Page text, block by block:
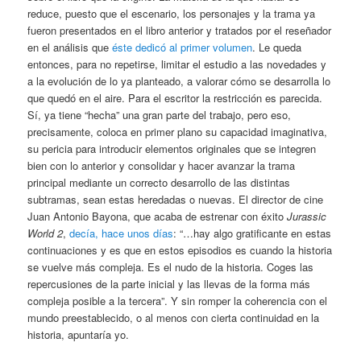
reduce, puesto que el escenario, los personajes y la trama ya
fueron presentados en el libro anterior y tratados por el reseñador
en el análisis queéste dedicó al primer volumen. Le queda
entonces, para no repetirse, limitar el estudio a las novedades y
a la evolución de lo ya planteado, a valorar cómo se desarrolla lo
que quedó en el aire. Para el escritor la restricción es parecida.
Sí, ya tiene “hecha” una gran parte del trabajo, pero eso,
precisamente, coloca en primer plano su capacidad imaginativa,
su pericia para introducir elementos originales que se integren
bien con lo anterior y consolidar y hacer avanzar la trama
principal mediante un correcto desarrollo de las distintas
subtramas, sean estas heredadas o nuevas. El director de cine
Juan Antonio Bayona, que acaba de estrenar con éxitoJurassic
World 2,decía, hace unos días: “…hay algo gratificante en estas
continuaciones y es que en estos episodios es cuando la historia
se vuelve más compleja. Es el nudo de la historia. Coges las
repercusiones de la parte inicial y las llevas de la forma más
compleja posible a la tercera”. Y sin romper la coherencia con el
mundo preestablecido, o al menos con cierta continuidad en la
historia, apuntaría yo.